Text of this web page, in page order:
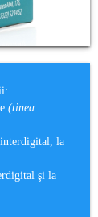
(tinea
la
şi la